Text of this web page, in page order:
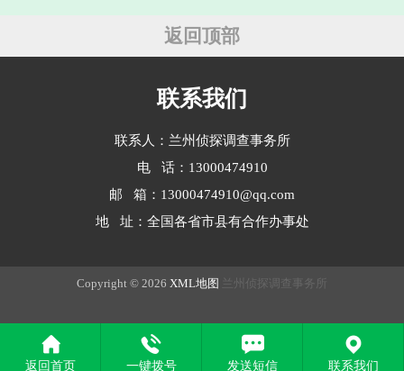
层面，都引发了广泛讨论。然而，令
人好奇的是：*出轨究竟是谁“发
返回顶部
联系我们
联系人：兰州侦探调查事务所
电 话：13000474910
邮 箱：13000474910@qq.com
地 址：全国各省市县有合作办事处
Copyright © 2026 XML地图 兰州侦探调查事务所
返回首页 一键拨号 发送短信 联系我们